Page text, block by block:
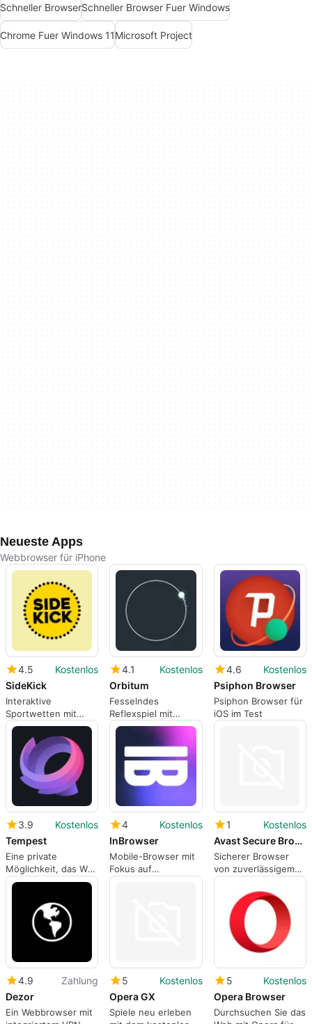
Schneller BrowserSchneller Browser Fuer Windows
Chrome Fuer Windows 11Microsoft Project
Neueste Apps
Webbrowser für iPhone
4.5
Kostenlos
SideKick
Interaktive
Sportwetten mit
SideKick
4.1
Kostenlos
Orbitum
Fesselndes
Reflexspiel mit
hypnotischem
4.6
Kostenlos
Psiphon Browser
Psiphon Browser für
iOS im Test
3.9
Kostenlos
Tempest
Eine private
Möglichkeit, das Web
zu durchsuchen.
4
Kostenlos
InBrowser
Mobile-Browser mit
Fokus auf
Datenschutz
1
Kostenlos
Avast Secure Browser
Sicherer Browser
von zuverlässigem
Entwickler.
4.9
Zahlung
Dezor
Ein Webbrowser mit
5
Kostenlos
Opera GX
Spiele neu erleben
5
Kostenlos
Opera Browser
Durchsuchen Sie das